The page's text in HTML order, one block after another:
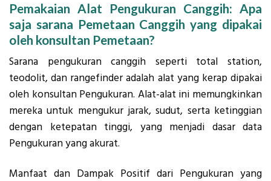
Pemakaian Alat Pengukuran Canggih: Apa
saja sarana Pemetaan Canggih yang dipakai
oleh konsultan Pemetaan?
Sarana pengukuran canggih seperti total station,
teodolit, dan rangefinder adalah alat yang kerap dipakai
oleh konsultan Pengukuran. Alat-alat ini memungkinkan
mereka untuk mengukur jarak, sudut, serta ketinggian
dengan ketepatan tinggi, yang menjadi dasar data
Pengukuran yang akurat.
Manfaat dan Dampak Positif dari Pengukuran yang